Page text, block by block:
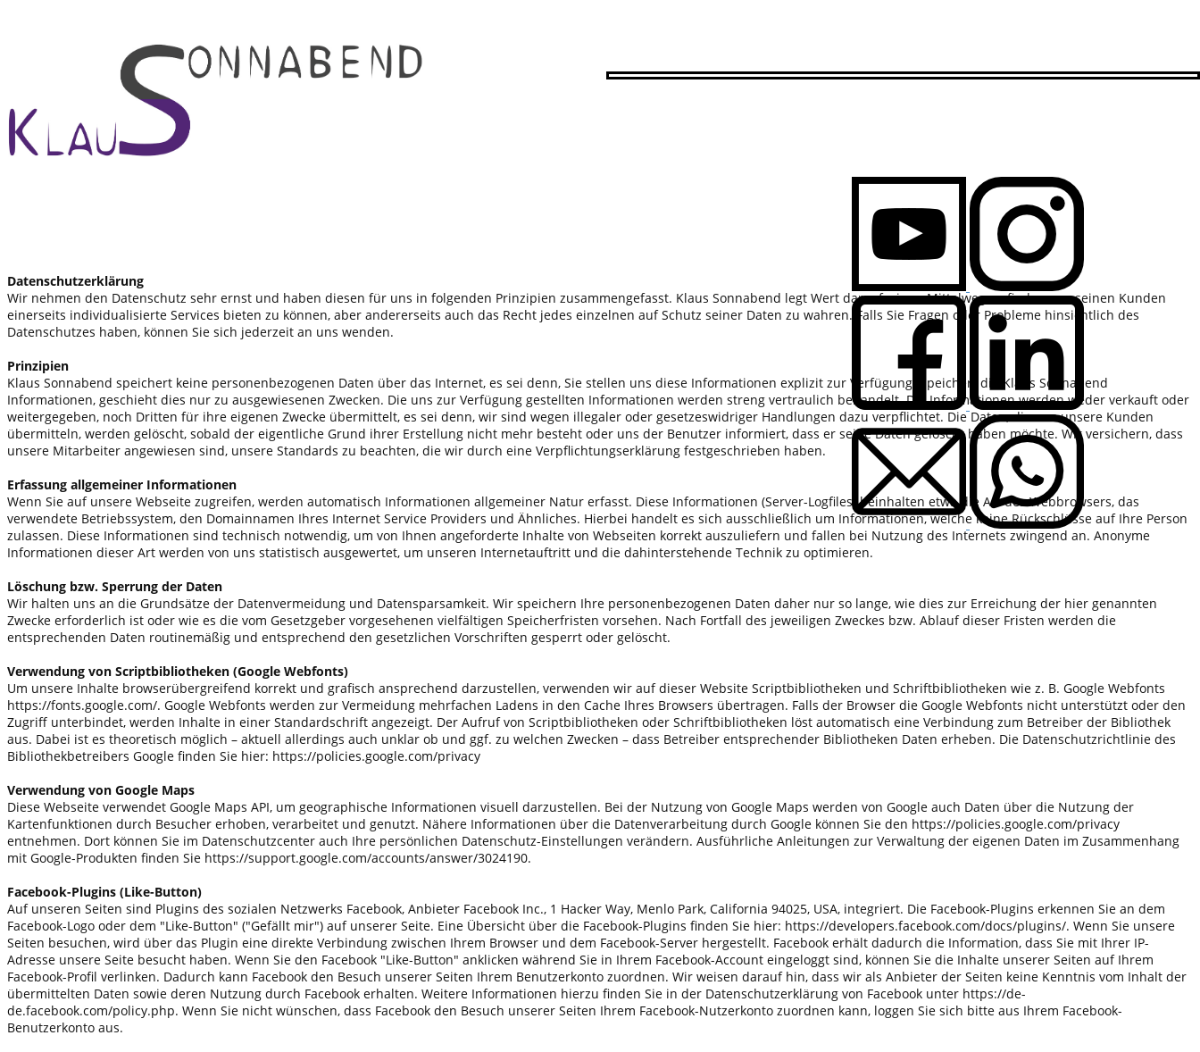
Datenschutzerklärung
Wir nehmen den Datenschutz sehr ernst und haben diesen für uns in folgenden Prinzipien zusammengefasst. Klaus Sonnabend legt Wert darauf, einen Mittelweg zu finden, um seinen Kunden
einerseits individualisierte Services bieten zu können, aber andererseits auch das Recht jedes einzelnen auf Schutz seiner Daten zu wahren. Falls Sie Fragen oder Probleme hinsichtlich des
Datenschutzes haben, können Sie sich jederzeit an uns wenden.
Prinzipien
Klaus Sonnabend speichert keine personenbezogenen Daten über das Internet, es sei denn, Sie stellen uns diese Informationen explizit zur Verfügung. Speichert die Klaus Sonnabend
Informationen, geschieht dies nur zu ausgewiesenen Zwecken. Die uns zur Verfügung gestellten Informationen werden streng vertraulich behandelt. Die Informationen werden weder verkauft oder
weitergegeben, noch Dritten für ihre eigenen Zwecke übermittelt, es sei denn, wir sind wegen illegaler oder gesetzeswidriger Handlungen dazu verpflichtet. Die Daten, die uns unsere Kunden
übermitteln, werden gelöscht, sobald der eigentliche Grund ihrer Erstellung nicht mehr besteht oder uns der Benutzer informiert, dass er seine Daten gelöscht haben möchte. Wir versichern, dass
unsere Mitarbeiter angewiesen sind, unsere Standards zu beachten, die wir durch eine Verpflichtungserklärung festgeschrieben haben.
Erfassung allgemeiner Informationen
Wenn Sie auf unsere Webseite zugreifen, werden automatisch Informationen allgemeiner Natur erfasst. Diese Informationen (Server-Logfiles) beinhalten etwa die Art des Webbrowsers, das
verwendete Betriebssystem, den Domainnamen Ihres Internet Service Providers und Ähnliches. Hierbei handelt es sich ausschließlich um Informationen, welche keine Rückschlüsse auf Ihre Person
zulassen. Diese Informationen sind technisch notwendig, um von Ihnen angeforderte Inhalte von Webseiten korrekt auszuliefern und fallen bei Nutzung des Internets zwingend an. Anonyme
Informationen dieser Art werden von uns statistisch ausgewertet, um unseren Internetauftritt und die dahinterstehende Technik zu optimieren.
Löschung bzw. Sperrung der Daten
Wir halten uns an die Grundsätze der Datenvermeidung und Datensparsamkeit. Wir speichern Ihre personenbezogenen Daten daher nur so lange, wie dies zur Erreichung der hier genannten
Zwecke erforderlich ist oder wie es die vom Gesetzgeber vorgesehenen vielfältigen Speicherfristen vorsehen. Nach Fortfall des jeweiligen Zweckes bzw. Ablauf dieser Fristen werden die
entsprechenden Daten routinemäßig und entsprechend den gesetzlichen Vorschriften gesperrt oder gelöscht.
Verwendung von Scriptbibliotheken (Google Webfonts)
Um unsere Inhalte browserübergreifend korrekt und grafisch ansprechend darzustellen, verwenden wir auf dieser Website Scriptbibliotheken und Schriftbibliotheken wie z. B. Google Webfonts
https://fonts.google.com/. Google Webfonts werden zur Vermeidung mehrfachen Ladens in den Cache Ihres Browsers übertragen. Falls der Browser die Google Webfonts nicht unterstützt oder den
Zugriff unterbindet, werden Inhalte in einer Standardschrift angezeigt. Der Aufruf von Scriptbibliotheken oder Schriftbibliotheken löst automatisch eine Verbindung zum Betreiber der Bibliothek
aus. Dabei ist es theoretisch möglich – aktuell allerdings auch unklar ob und ggf. zu welchen Zwecken – dass Betreiber entsprechender Bibliotheken Daten erheben. Die Datenschutzrichtlinie des
Bibliothekbetreibers Google finden Sie hier: https://policies.google.com/privacy
Verwendung von Google Maps
Diese Webseite verwendet Google Maps API, um geographische Informationen visuell darzustellen. Bei der Nutzung von Google Maps werden von Google auch Daten über die Nutzung der
Kartenfunktionen durch Besucher erhoben, verarbeitet und genutzt. Nähere Informationen über die Datenverarbeitung durch Google können Sie den https://policies.google.com/privacy
entnehmen. Dort können Sie im Datenschutzcenter auch Ihre persönlichen Datenschutz-Einstellungen verändern. Ausführliche Anleitungen zur Verwaltung der eigenen Daten im Zusammenhang
mit Google-Produkten finden Sie https://support.google.com/accounts/answer/3024190.
Facebook-Plugins (Like-Button)
Auf unseren Seiten sind Plugins des sozialen Netzwerks Facebook, Anbieter Facebook Inc., 1 Hacker Way, Menlo Park, California 94025, USA, integriert. Die Facebook-Plugins erkennen Sie an dem
Facebook-Logo oder dem "Like-Button" ("Gefällt mir") auf unserer Seite. Eine Übersicht über die Facebook-Plugins finden Sie hier: https://developers.facebook.com/docs/plugins/. Wenn Sie unsere
Seiten besuchen, wird über das Plugin eine direkte Verbindung zwischen Ihrem Browser und dem Facebook-Server hergestellt. Facebook erhält dadurch die Information, dass Sie mit Ihrer IP-
Adresse unsere Seite besucht haben. Wenn Sie den Facebook "Like-Button" anklicken während Sie in Ihrem Facebook-Account eingeloggt sind, können Sie die Inhalte unserer Seiten auf Ihrem
Facebook-Profil verlinken. Dadurch kann Facebook den Besuch unserer Seiten Ihrem Benutzerkonto zuordnen. Wir weisen darauf hin, dass wir als Anbieter der Seiten keine Kenntnis vom Inhalt der
übermittelten Daten sowie deren Nutzung durch Facebook erhalten. Weitere Informationen hierzu finden Sie in der Datenschutzerklärung von Facebook unter https://de-
de.facebook.com/policy.php. Wenn Sie nicht wünschen, dass Facebook den Besuch unserer Seiten Ihrem Facebook-Nutzerkonto zuordnen kann, loggen Sie sich bitte aus Ihrem Facebook-
Benutzerkonto aus.